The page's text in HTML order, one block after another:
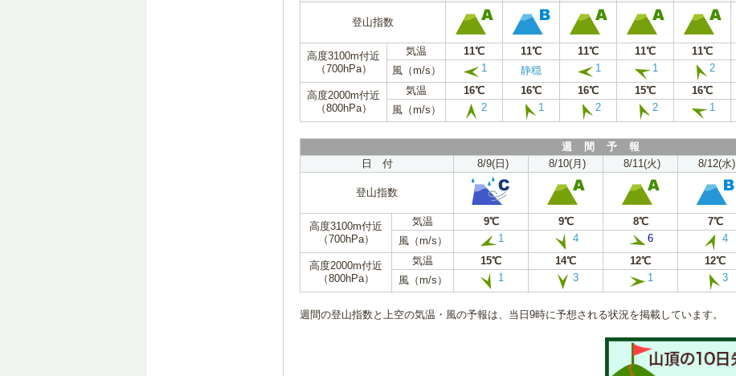
登山指数
高度3100m付近
（700hPa）
気温 11℃ 11℃ 11℃ 11℃ 11℃
風（m/s）
1 静穏 1 1 2
高度2000m付近
（800hPa）
気温 16℃ 16℃ 16℃ 15℃ 16℃
風（m/s）
2 1 2 2 1
週 間 予 報
日 付
8/9(日) 8/10(月) 8/11(火) 8/12(水)
登山指数
高度3100m付近
（700hPa）
気温 9℃ 9℃ 8℃ 7℃
風（m/s）
1 4 6 4
高度2000m付近
（800hPa）
気温 15℃ 14℃ 12℃ 12℃
風（m/s）
1 3 1 3
週間の登山指数と上空の気温・風の予報は、当日9時に予想される状況を掲載しています。